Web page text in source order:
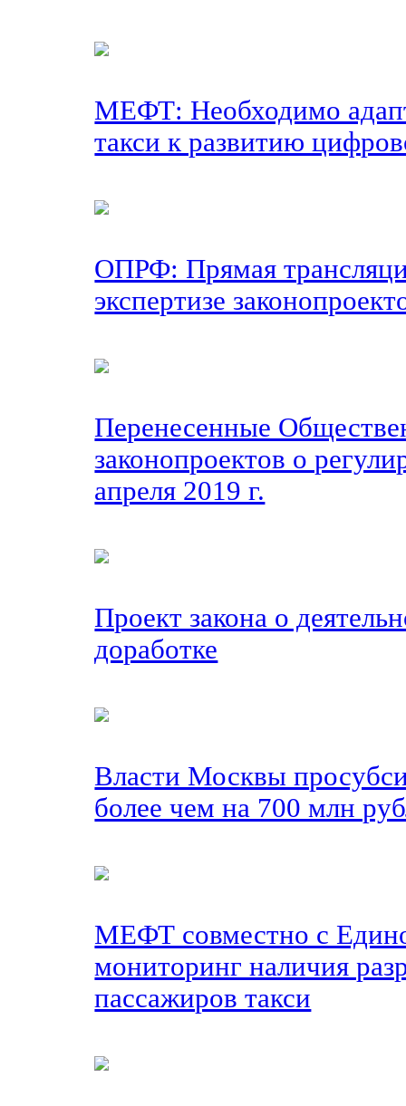
МЕФТ: Необходимо
такси к развитию
ОПРФ: Прямая
экспертизе
Перенесенные
законопроектов о
апреля 2019 г.
Проект закона о
доработке
Власти Москвы
более чем на 700 млн
МЕФТ совместно с
мониторинг наличия
пассажиров такси